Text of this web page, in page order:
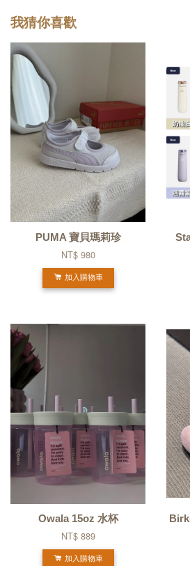
我猜你喜歡
PUMA 寶貝瑪莉珍
NT$ 980
加入購物車
Owala 15oz 水杯
NT$ 889
加入購物車